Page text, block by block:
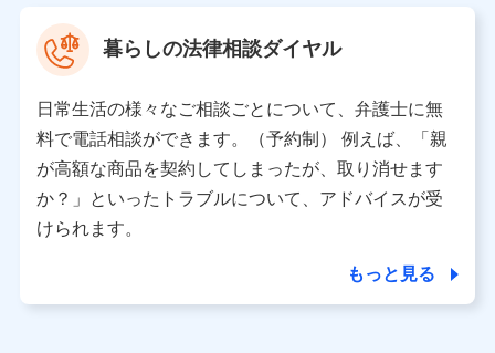
氏名、電話番号、メールアドレス、お客さまの識別子、属
性、連絡先、dポイントサービスのご利用に関する情報。例
として、dポイントカード番号、性別、年齢、家族構成、住
所、dポイント残高、dポイント利用履歴などが含まれます。
利用情報
当社又は株式会社NTTドコモが提供する各種サービスなどの
ご契約・ご利用などに関する情報。例として、当社又は株式
会社NTTドコモが提供する各種サービスのご契約状態・ご利
用履歴インターネット利用時の行動に関する情報、アプリケ
ーション利用時の行動に関する情報、購入されたサービスや
当社又は株式会社NTTドコモが提供する保険関連サービスに
暮らしの法律相談ダイヤル
日常生活の様々なご相談ごとについて、弁護士に無
料で電話相談ができます。（予約制） 例えば、「親
が高額な商品を契約してしまったが、取り消せます
か？」といったトラブルについて、アドバイスが受
けられます。
もっと見る